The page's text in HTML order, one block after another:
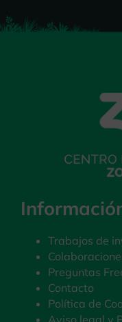
Trabajos de
Preguntas
Contacto
Política de
Aviso legal y